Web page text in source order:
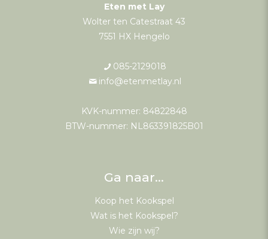
Eten met Lay
Wolter ten Catestraat 43
7551 HX Hengelo
085-2129018
info@etenmetlay.nl
KVK-nummer: 84822848
BTW-nummer: NL863391825B01
Ga naar…
Koop het Kookspel
Wat is het Kookspel?
Wie zijn wij?